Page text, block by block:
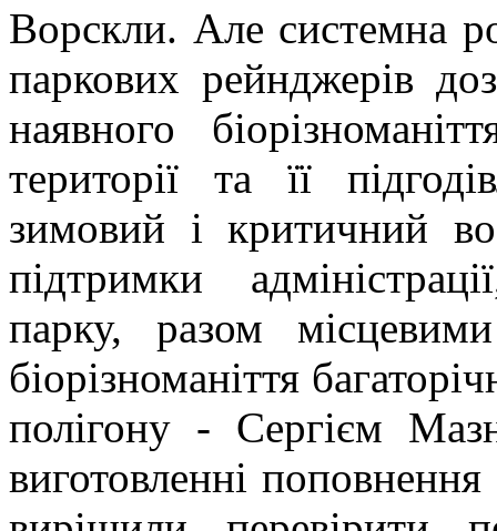
Ворскли. Але системна
паркових рейнджерів
наявного
території та її
зимовий і критичний
підтримки
парку, разом
біорізноманіття
полігону - Сергієм
виготовленні